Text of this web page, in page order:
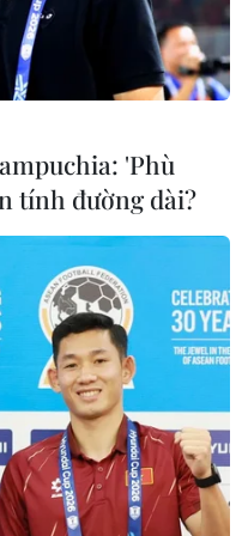
có
hai
Huệ
đơn
thư
'Phù
tính đường dài?